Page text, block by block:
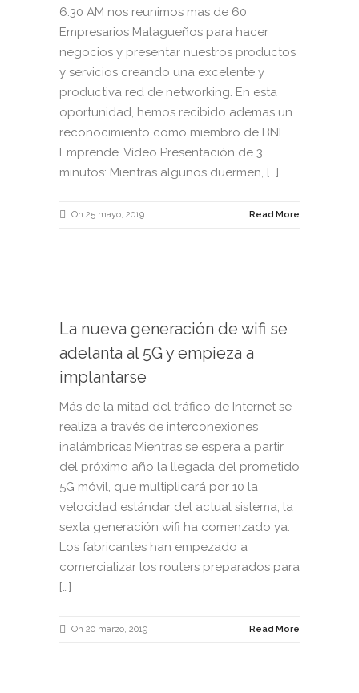
6:30 AM nos reunimos mas de 60
Empresarios Malagueños para hacer
negocios y presentar nuestros productos
y servicios creando una excelente y
productiva red de networking. En esta
oportunidad, hemos recibido ademas un
reconocimiento como miembro de BNI
Emprende. Vídeo Presentación de 3
minutos: Mientras algunos duermen, […]
On 25 mayo, 2019 Read More
La nueva generación de wifi se
adelanta al 5G y empieza a
implantarse
Más de la mitad del tráfico de Internet se
realiza a través de interconexiones
inalámbricas Mientras se espera a partir
del próximo año la llegada del prometido
5G móvil, que multiplicará por 10 la
velocidad estándar del actual sistema, la
sexta generación wifi ha comenzado ya.
Los fabricantes han empezado a
comercializar los routers preparados para
[…]
On 20 marzo, 2019 Read More